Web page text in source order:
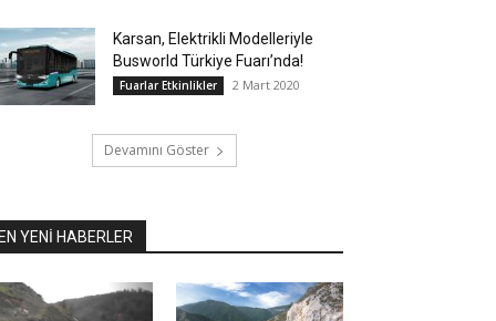
Karsan, Elektrikli Modelleriyle
Busworld Türkiye Fuarı’nda!
Fuarlar Etkinlikler 2 Mart 2020
Devamını Göster
YENİ HABERLER